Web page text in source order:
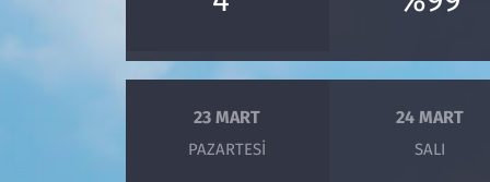
23 MART
PAZARTESI
24 MART
SALI